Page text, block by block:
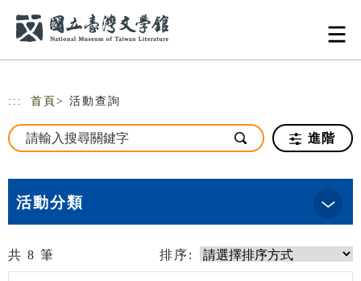
::: 首頁 > 活動查詢
進階
活動分類
共 8 筆 排序: